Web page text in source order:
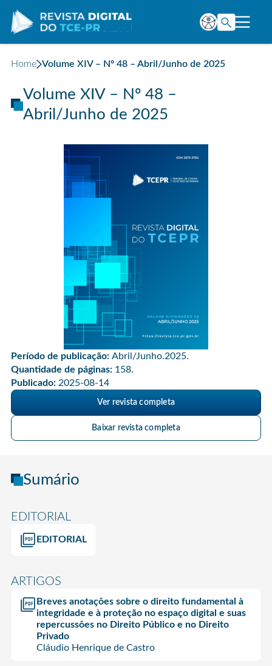
Home Volume XIV – Nº 48 – Abril/Junho de 2025
Volume XIV – Nº 48 –
Abril/Junho de 2025
Período de publicação: Abril/Junho.2025.
Quantidade de páginas: 158.
Publicado: 2025-08-14
Ver revista completa
Baixar revista completa
Sumário
EDITORIAL
EDITORIAL
ARTIGOS
Breves anotações sobre o direito fundamental à
integridade e à proteção no espaço digital e suas
repercussões no Direito Público e no Direito
Privado
Cláudio Henrique de Castro